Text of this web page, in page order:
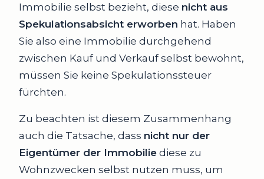
Immobilie selbst bezieht, diese nicht aus
Spekulationsabsicht erworben hat. Haben
Sie also eine Immobilie durchgehend
zwischen Kauf und Verkauf selbst bewohnt,
müssen Sie keine Spekulationssteuer
fürchten.
Zu beachten ist diesem Zusammenhang
auch die Tatsache, dass nicht nur der
Eigentümer der Immobilie diese zu
Wohnzwecken selbst nutzen muss, um